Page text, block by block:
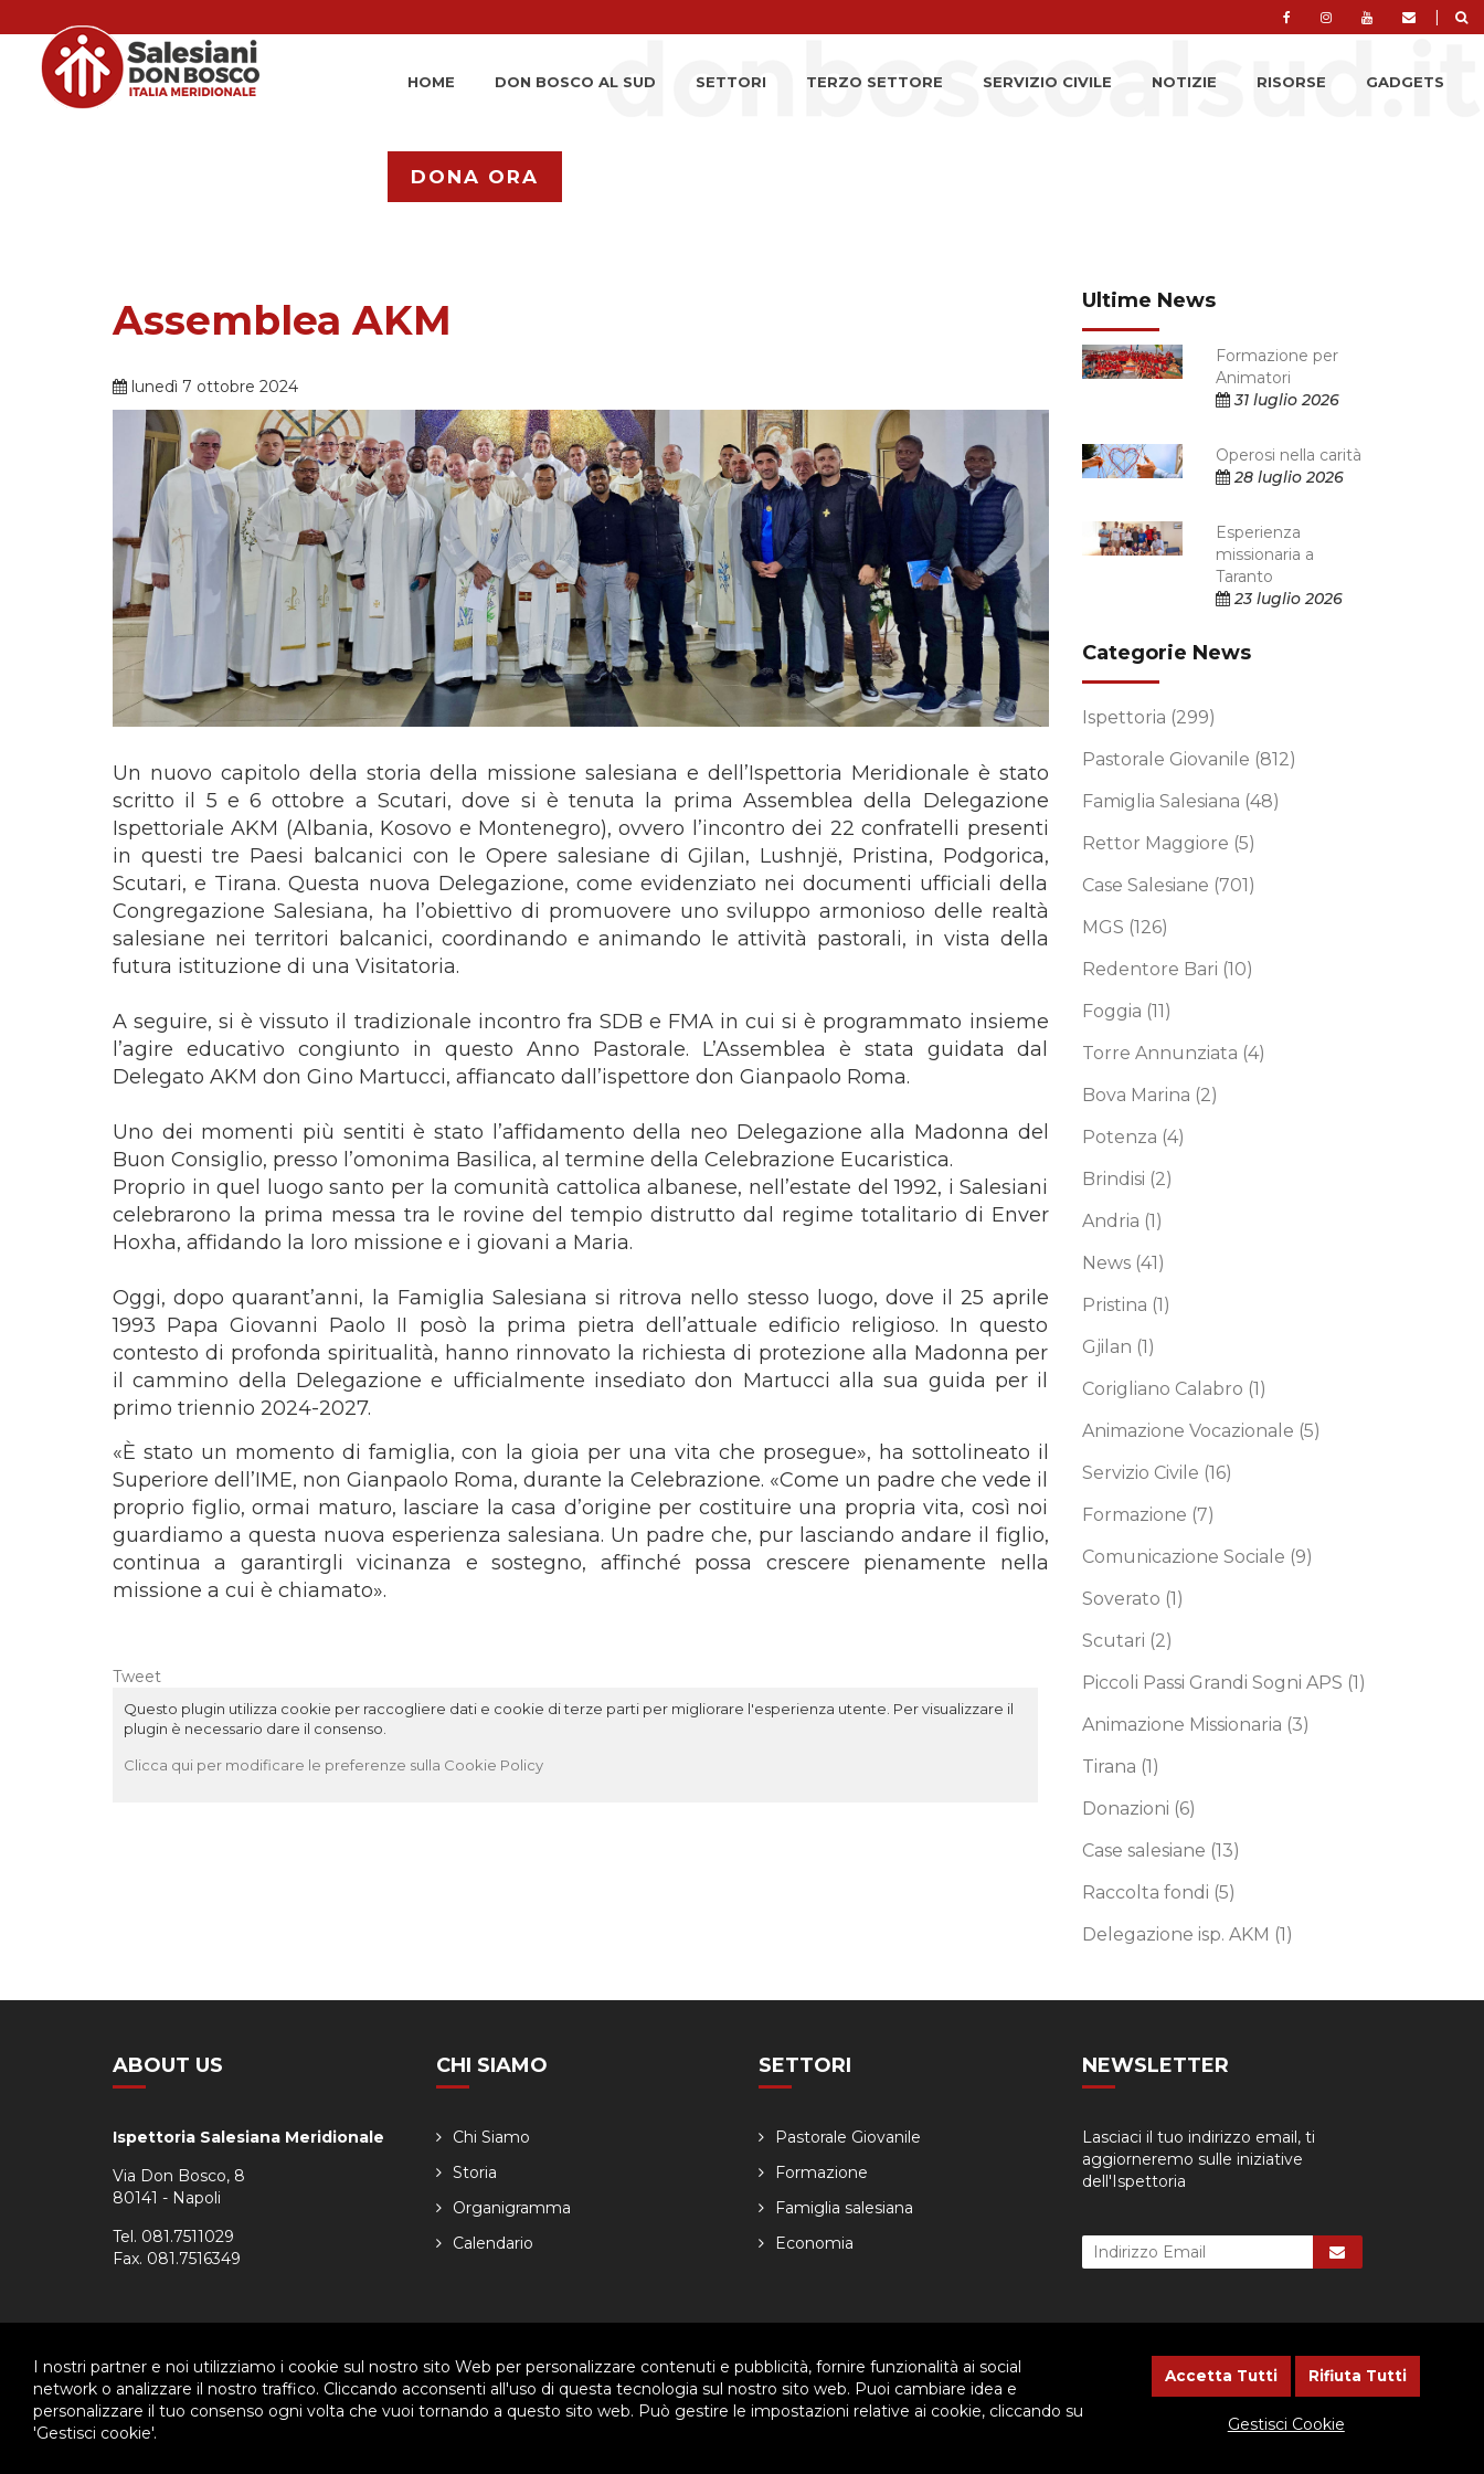
I nostri partner e noi utilizziamo i cookie sul nostro sito Web per personalizzare contenuti e pubblicità, fornire funzionalità ai social
network o analizzare il nostro traffico. Cliccando acconsenti all'uso di questa tecnologia sul nostro sito web. Puoi cambiare idea e
personalizzare il tuo consenso ogni volta che vuoi tornando a questo sito web. Può gestire le impostazioni relative ai cookie, cliccando su
'Gestisci cookie'.
Accetta Tutti Rifiuta Tutti
Gestisci Cookie
|
HOME DON BOSCO AL SUD SETTORI TERZO SETTORE SERVIZIO CIVILE NOTIZIE RISORSE GADGETS
DONA ORA
Assemblea AKM
lunedì 7 ottobre 2024
Un nuovo capitolo della storia della missione salesiana e dell’Ispettoria Meridionale è stato
scritto il 5 e 6 ottobre a Scutari, dove si è tenuta la prima Assemblea della Delegazione
Ispettoriale AKM (Albania, Kosovo e Montenegro), ovvero l’incontro dei 22 confratelli presenti
in questi tre Paesi balcanici con le Opere salesiane di Gjilan, Lushnjë, Pristina, Podgorica,
Scutari, e Tirana. Questa nuova Delegazione, come evidenziato nei documenti ufficiali della
Congregazione Salesiana, ha l’obiettivo di promuovere uno sviluppo armonioso delle realtà
salesiane nei territori balcanici, coordinando e animando le attività pastorali, in vista della
futura istituzione di una Visitatoria.
A seguire, si è vissuto il tradizionale incontro fra SDB e FMA in cui si è programmato insieme
l’agire educativo congiunto in questo Anno Pastorale. L’Assemblea è stata guidata dal
Delegato AKM don Gino Martucci, affiancato dall’ispettore don Gianpaolo Roma.
Uno dei momenti più sentiti è stato l’affidamento della neo Delegazione alla Madonna del
Buon Consiglio, presso l’omonima Basilica, al termine della Celebrazione Eucaristica.
Proprio in quel luogo santo per la comunità cattolica albanese, nell’estate del 1992, i Salesiani
celebrarono la prima messa tra le rovine del tempio distrutto dal regime totalitario di Enver
Hoxha, affidando la loro missione e i giovani a Maria.
Oggi, dopo quarant’anni, la Famiglia Salesiana si ritrova nello stesso luogo, dove il 25 aprile
1993 Papa Giovanni Paolo II posò la prima pietra dell’attuale edificio religioso. In questo
contesto di profonda spiritualità, hanno rinnovato la richiesta di protezione alla Madonna per
il cammino della Delegazione e ufficialmente insediato don Martucci alla sua guida per il
primo triennio 2024-2027.
«È stato un momento di famiglia, con la gioia per una vita che prosegue», ha sottolineato il
Superiore dell’IME, non Gianpaolo Roma, durante la Celebrazione. «Come un padre che vede il
proprio figlio, ormai maturo, lasciare la casa d’origine per costituire una propria vita, così noi
guardiamo a questa nuova esperienza salesiana. Un padre che, pur lasciando andare il figlio,
continua a garantirgli vicinanza e sostegno, affinché possa crescere pienamente nella
missione a cui è chiamato».
Tweet
Questo plugin utilizza cookie per raccogliere dati e cookie di terze parti per migliorare l'esperienza utente. Per visualizzare il
plugin è necessario dare il consenso.
Clicca qui per modificare le preferenze sulla Cookie Policy
Ultime News
Formazione per
Animatori
31 luglio 2026
Operosi nella carità
28 luglio 2026
Esperienza
missionaria a
Taranto
23 luglio 2026
Categorie News
Ispettoria (299)
Pastorale Giovanile (812)
Famiglia Salesiana (48)
Rettor Maggiore (5)
Case Salesiane (701)
MGS (126)
Redentore Bari (10)
Foggia (11)
Torre Annunziata (4)
Bova Marina (2)
Potenza (4)
Brindisi (2)
Andria (1)
News (41)
Pristina (1)
Gjilan (1)
Corigliano Calabro (1)
Animazione Vocazionale (5)
Servizio Civile (16)
Formazione (7)
Comunicazione Sociale (9)
Soverato (1)
Scutari (2)
Piccoli Passi Grandi Sogni APS (1)
Animazione Missionaria (3)
Tirana (1)
Donazioni (6)
Case salesiane (13)
Raccolta fondi (5)
Delegazione isp. AKM (1)
ABOUT US
Ispettoria Salesiana Meridionale
Via Don Bosco, 8
80141 - Napoli
Tel. 081.7511029
Fax. 081.7516349
CHI SIAMO
Chi Siamo
Storia
Organigramma
Calendario
SETTORI
Pastorale Giovanile
Formazione
Famiglia salesiana
Economia
NEWSLETTER
Lasciaci il tuo indirizzo email, ti
aggiorneremo sulle iniziative
dell'Ispettoria
© 2026 - Ispettoria Salesiana Meridionale - All rights reserved. | P.IVA 80057280630 |Privacy & Cookie Policy-Gestisci Cookie
Questo plugin utilizza cookie per raccogliere dati e cookie di terze parti per migliorare l'esperienza utente. Per visualizzare il plugin è necessario dare il consenso.